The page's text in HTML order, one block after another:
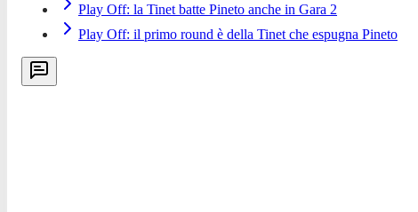
Play Off: la Tinet batte Pineto anche in Gara 2
Play Off: il primo round è della Tinet che espugna Pineto